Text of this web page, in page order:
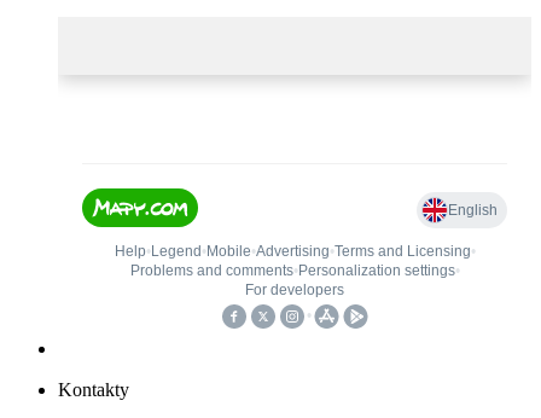
Kontakty